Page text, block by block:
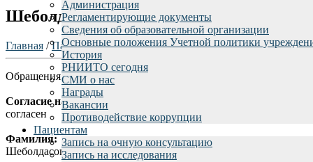
Администрация
Регламентирующие документы
Сведения об образовательной организации
Основные положения Учетной политики
История
РНИИТО сегодня
СМИ о нас
Награды
Вакансии
Противодействие коррупции
Пациентам
Запись на очную консультацию
Запись на исследования
Шеболдасова Н.М.
Главная /Пациентам/Отзывы пациентов/
Обращения граждан rniito.ru - Шеболдасова Надежда
Согласие на обработку персональных данных:
согласен
Фамилия:
Шеболдасова